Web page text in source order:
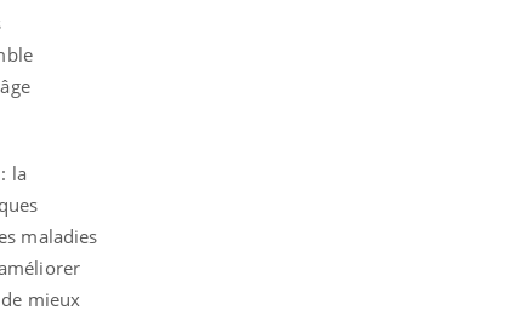
la
maladies
mieux